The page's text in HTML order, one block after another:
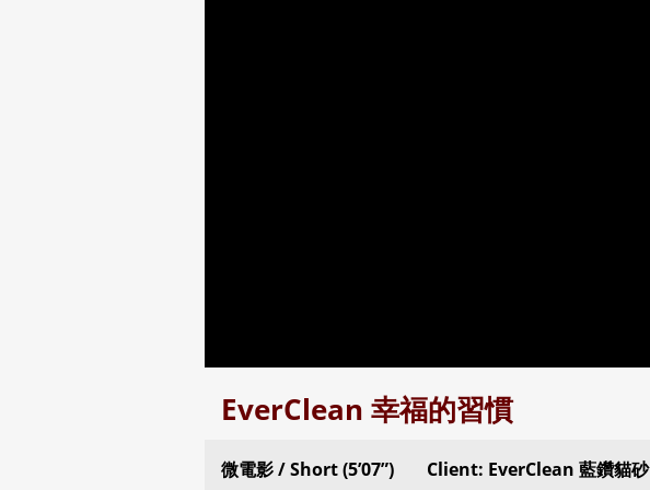
EverClean 幸福的習慣
微電影 / Short (5’07”) Client: EverClean 藍鑽貓砂